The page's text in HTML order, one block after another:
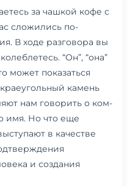
за чашкой кофе с
сложились по-
В ходе разговора вы
“Он”, “она”
может показаться
камень
нам говорить о ком-
имя. Но что еще
в качестве
и создания